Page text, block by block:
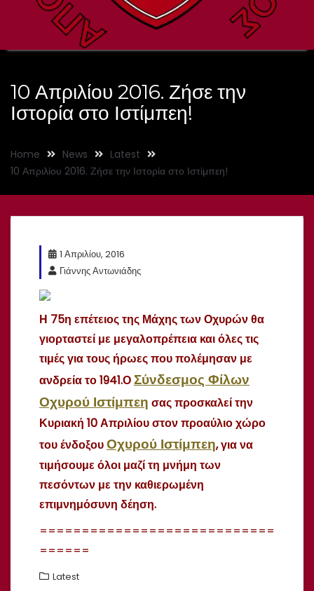
10 Απριλίου 2016. Ζήσε την
Ιστορία στο Ιστίμπεη!
Home News
Latest
10 Απριλίου 2016. Ζήσε την Ιστορία στο Ιστίμπεη!
1 Απριλίου, 2016
Γιάννης Αντωνιάδης
Η 75η επέτειος της Μάχης των Οχυρών θα
γιορταστεί με μεγαλοπρέπεια και όλες τις
τιμές για τους ήρωες πουπολέμησαν με
ανδρεία το 1941.ΟΣύνδεσμος Φίλων
Οχυρού Ιστίμπεη σας προσκαλεί την
Κυριακή 10 Απριλίου στον προαύλιο χώρο
του ένδοξουΟχυρού Ιστίμπεη, για να
τιμήσουμε όλοι μαζί τη μνήμη των
πεσόντων με την καθιερωμένη
επιμνημόσυνη δέηση.
============================
======
Latest